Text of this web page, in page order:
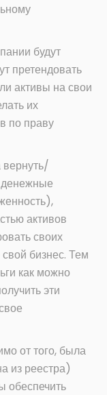
будут
претендовать
активы на свои
их
по праву
активов
своих
бизнес. Тем
как можно
эти
от того, была
из реестра)
обеспечить